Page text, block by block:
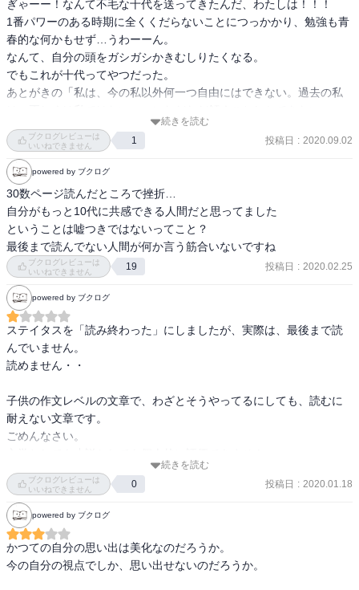
ぎゃーー！なんて不毛な十代を送ってきたんだ、わたしは！！！
1番パワーのある時期に全くくだらないことにつっかかり、勉強も青
春的な何かもせず…うわーーん。
なんて、自分の頭をガシガシかきむしりたくなる。
でもこれが十代ってやつだった。
あとがきの「私は、今の私以外何一つ自由にはできない。過去の私
続きを読む
ブクログレビューは
いいねできません
1 投稿日 : 2020.09.02
powered by ブクログ
30数ページ読んだところで挫折…
自分がもっと10代に共感できる人間だと思ってました
ということは嘘つきではないってこと？
最後まで読んでない人間が何か言う筋合いないですね
ブクログレビューは
いいねできません
19 投稿日 : 2020.02.25
powered by ブクログ
ステイタスを「読み終わった」にしましたが、実際は、最後まで読
んでいません。
読めません・・
子供の作文レベルの文章で、わざとそうやってるにしても、読むに
耐えない文章です。
ごめんなさい。
私が、もう「そんなことわからないおばちゃん」だからでしょう
か？
だったらまあ、それでもいいかなー。
自分が若いときには、それなりに自分に合った作品に出会うことが
できたと思うので。
続きを読む
ブクログレビューは
いいねできません
0 投稿日 : 2020.01.18
powered by ブクログ
かつての自分の思い出は美化なのだろうか。
今の自分の視点でしか、思い出せないのだろうか。